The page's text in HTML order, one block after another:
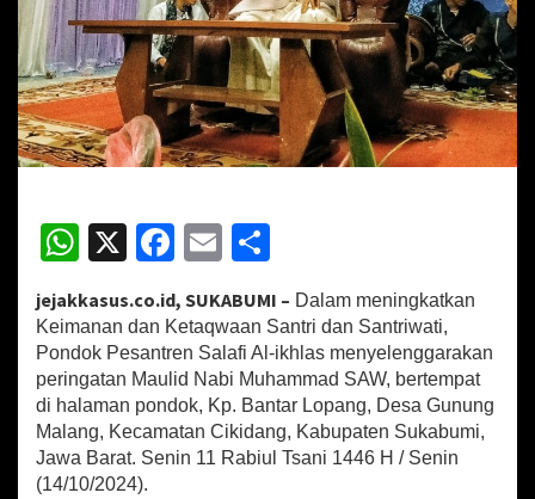
d
a
n
K
e
a
a
a
n
P
o
n
p
e
s
a
W
at
sA
p
p
X
Fa
b
o
o
k
E
ai
l
ar
e
jejakkasus.co.id, SUKABUMI – Dalam meningkatkan
Keimanan dan Ketaqwaan Santri dan Santriwati,
Pondok Pesantren Salafi Al-ikhlas menyelenggarakan
peringatan Maulid Nabi Muhammad SAW, bertempat
di halaman pondok, Kp. Bantar Lopang, Desa Gunung
Malang, Kecamatan Cikidang, Kabupaten Sukabumi,
Jawa Barat. Senin 11 Rabiul Tsani 1446 H / Senin
(14/10/2024).